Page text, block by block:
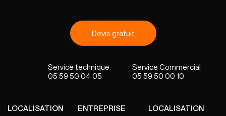
Devis gratuit
05 59 50 04 05
05 59 50 00 10
LOCALISATION ENTREPRISE LOCALISATION